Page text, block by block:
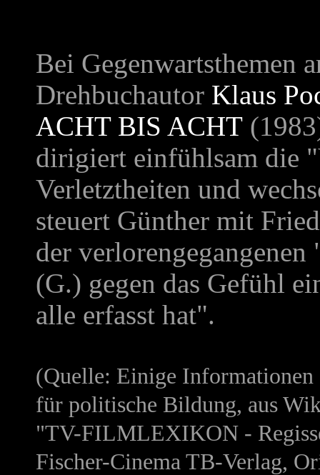
Bei Gegenwartsthemen
Drehbuchautor Klaus
ACHT BIS ACHT
dirigiert einfühlsam die
Verletztheiten und
steuert Günther mit
der
(G.) gegen das Gefühl
alle erfasst hat".
(Quelle: Einige Informationen
für politische Bildung, aus
"TV-FILMLEXIKON -
Fischer-Cinema TB-Verlag,